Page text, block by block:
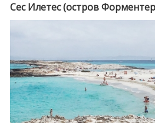
Сес Илетес (остров